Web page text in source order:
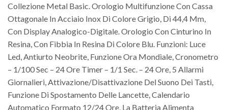
Collezione Metal Basic. Orologio Multifunzione Con Cassa
Ottagonale In Acciaio Inox Di Colore Grigio, Di 44,4 Mm,
Con Display Analogico-Digitale. Orologio Con Cinturino In
Resina, Con Fibbia In Resina Di Colore Blu. Funzioni: Luce
Led, Antiurto Neobrite, Funzione Ora Mondiale, Cronometro
– 1/100 Sec – 24 Ore Timer – 1/1 Sec. – 24 Ore, 5 Allarmi
Giornalieri, Attivazione/Disattivazione Del Suono Dei Tasti,
Funzione Di Spostamento Delle Lancette, Calendario
Automatico Formato 12/24 Ore, La Batteria Alimenta